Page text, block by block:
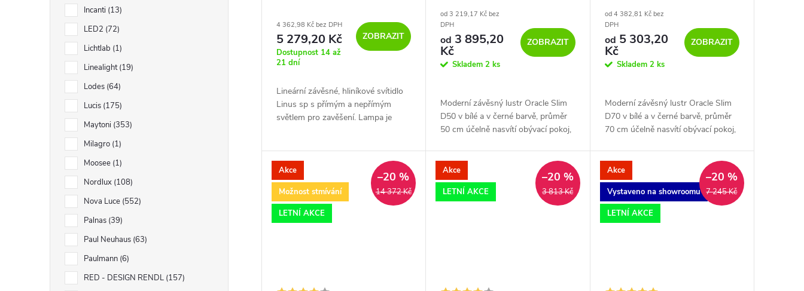
Incanti 13
LED2 72
Lichtlab 1
Linealight 19
Lodes 64
Lucis 175
Maytoni 353
Milagro 1
Moosee 1
Nordlux 108
Nova Luce 552
Palnas 39
Paul Neuhaus 63
Paulmann 6
RED - DESIGN RENDL 157
ů
t
ů
4 362,98 Kč bez DPH
5 279,20 Kč
Dostupnost 14 až
21 dní
ZOBRAZIT
Lineární závěsné, hliníkové svítidlo
Linus sp s přímým a nepřímým
světlem pro zavěšení. Lampa je
od 3 219,17 Kč bez
DPH
od 3 895,20
Kč
Skladem2 ks
ZOBRAZIT
Moderní závěsný lustr Oracle Slim
D50 v bílé a v černé barvě, průměr
50 cm účelně nasvítí obývací pokoj,
v...
od 4 382,81 Kč bez
DPH
od 5 303,20
Kč
Skladem 2 ks
ZOBRAZIT
Moderní závěsný lustr Oracle Slim
D70 v bílé a v černé barvě, průměr
70 cm účelně nasvítí obývací pokoj,
v...
Akce
Možnost stmívání
LETNÍ AKCE
14 372 Kč
–20 %
Akce
LETNÍ AKCE
3 813 Kč
–20 %
Akce
Vystaveno na showroomu
LETNÍ AKCE
7 245 Kč
–20 %